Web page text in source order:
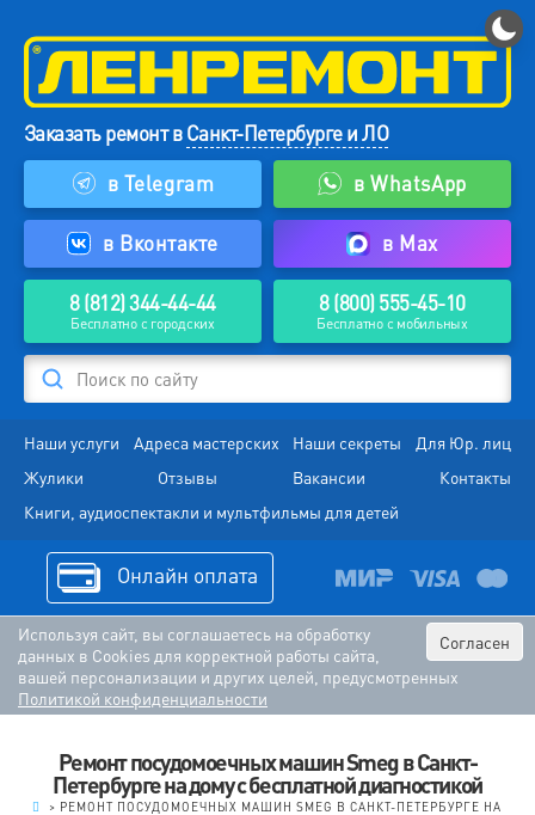
Заказать ремонт вСанкт-Петербурге и ЛО
в Telegram
в WhatsApp
в Вконтакте в Max
8 (812) 344-44-44
Бесплатно с городских
8 (800) 555-45-10
Бесплатно с мобильных
Поиск по сайту
Наши услуги Адреса мастерских Наши секреты
Для Юр. лиц
Жулики
Отзывы Вакансии
Контакты
Книги, аудиоспектакли и мультфильмы для детей
Онлайн оплата
Согласен
Используя сайт, вы соглашаетесь на обработку
данных в Cookies для корректной работы сайта,
вашей персонализации и других целей, предусмотренных
Политикой конфиденциальности
Ремонт посудомоечных машин Smeg в Санкт-
Петербурге на дому с бесплатной диагностикой
> РЕМОНТ ПОСУДОМОЕЧНЫХ МАШИН SMEG В САНКТ-ПЕТЕРБУРГЕ НА